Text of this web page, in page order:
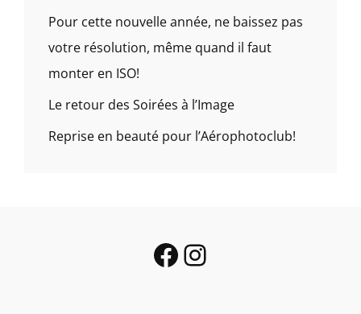
Pour cette nouvelle année, ne baissez pas
votre résolution, même quand il faut
monter en ISO!
Le retour des Soirées à l’Image
Reprise en beauté pour l’Aérophotoclub!
Facebook
Instagram